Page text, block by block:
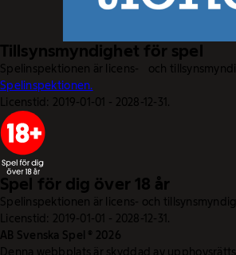
Tillsynsmyndighet för spel
Spelinspektionen är licens- och
Spelinspektionen.
Licenstid: 2019-01-01 - 2028-12-31.
Spel för dig över 18 år
Spelinspektionen är licens- och
Licenstid: 2019-01-01 - 2028-12-31.
AB Svenska Spel © 2026
Denna webbplats är skyddad av